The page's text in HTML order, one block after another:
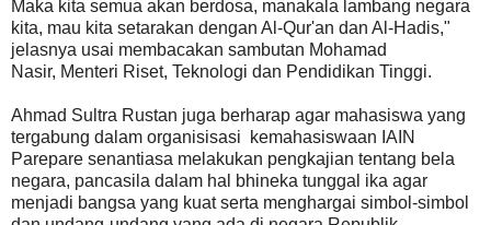
Maka kita semua akan berdosa, manakala lambang negara
kita, mau kita setarakan dengan Al-Qur'an dan Al-Hadis,"
jelasnya usai membacakan sambutan Mohamad
Nasir, Menteri Riset, Teknologi dan Pendidikan Tinggi.
Ahmad Sultra Rustan juga berharap agar mahasiswa yang
tergabung dalam organisisasi kemahasiswaan IAIN
Parepare senantiasa melakukan pengkajian tentang bela
negara, pancasila dalam hal bhineka tunggal ika agar
menjadi bangsa yang kuat serta menghargai simbol-simbol